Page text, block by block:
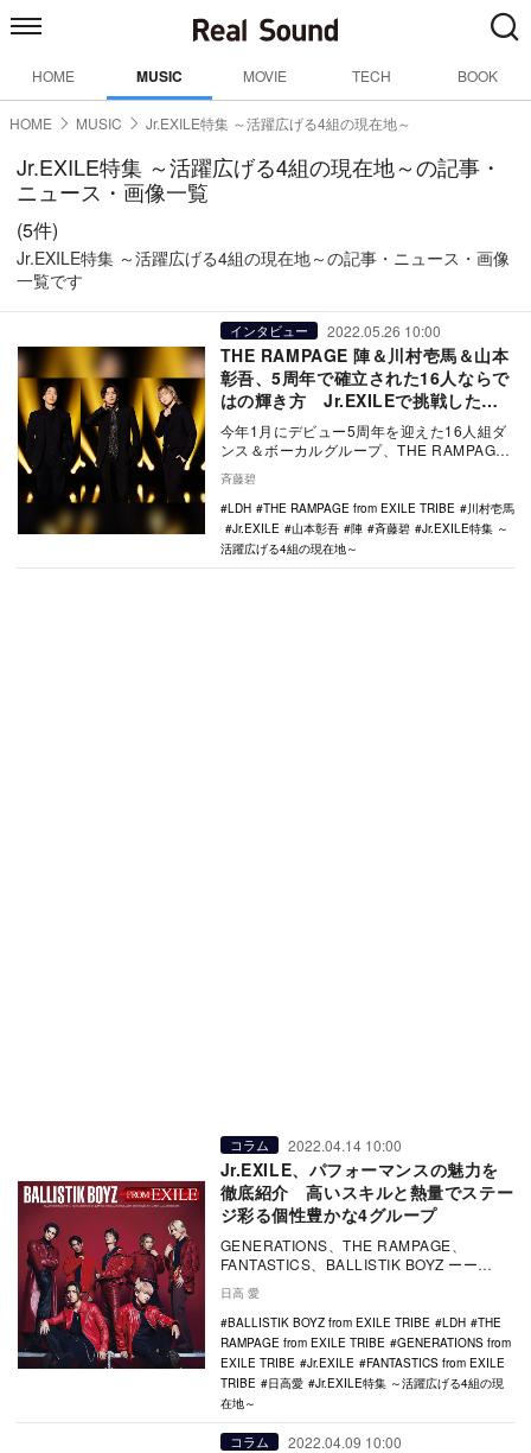
HOME MUSIC MOVIE TECH BOOK
HOME MUSIC Jr.EXILE特集 ～活躍広げる4組の現在地～
Jr.EXILE特集 ～活躍広げる4組の現在地～の記事・
ニュース・画像一覧
(5件)
Jr.EXILE特集 ～活躍広げる4組の現在地～の記事・ニュース・画像
一覧です
インタビュー 2022.05.26 10:00
THE RAMPAGE 陣＆川村壱馬＆山本
彰吾、5周年で確立された16人ならで
はの輝き方 Jr.EXILEで挑戦したい
ことも明かす
今年1月にデビュー5周年を迎えた16人組ダ
ンス＆ボーカルグループ、THE RAMPAGE
from EXILE TRIBE。GE…
斉藤碧
LDH
THE RAMPAGE from EXILE TRIBE
川村壱馬
Jr.EXILE
山本彰吾 陣 斉藤碧
Jr.EXILE特集 ～
活躍広げる4組の現在地～
コラム 2022.04.14 10:00
Jr.EXILE、パフォーマンスの魅力を
徹底紹介 高いスキルと熱量でステー
ジ彩る個性豊かな4グループ
GENERATIONS、THE RAMPAGE、
FANTASTICS、BALLISTIK BOYZ ーー
EXILEを観て育ち、E…
日高 愛
BALLISTIK BOYZ from EXILE TRIBE
LDH
THE
RAMPAGE from EXILE TRIBE
GENERATIONS from
EXILE TRIBE
Jr.EXILE
FANTASTICS from EXILE
TRIBE
日高愛
Jr.EXILE特集 ～活躍広げる4組の現
在地～
コラム 2022.04.09 10:00